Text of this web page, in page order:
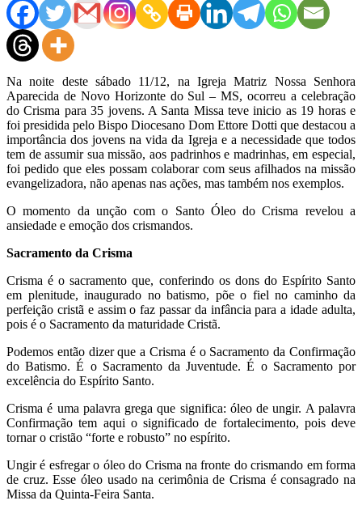
Na noite deste sábado 11/12, na Igreja Matriz Nossa Senhora
Aparecida de Novo Horizonte do Sul – MS, ocorreu a celebração
do Crisma para 35 jovens. A Santa Missa teve inicio as 19 horas e
foi presidida pelo Bispo Diocesano Dom Ettore Dotti que destacou a
importância dos jovens na vida da Igreja e a necessidade que todos
tem de assumir sua missão, aos padrinhos e madrinhas, em especial,
foi pedido que eles possam colaborar com seus afilhados na missão
evangelizadora, não apenas nas ações, mas também nos exemplos.
O momento da unção com o Santo Óleo do Crisma revelou a
ansiedade e emoção dos crismandos.
Sacramento da Crisma
Crisma é o sacramento que, conferindo os dons do Espírito Santo
em plenitude, inaugurado no batismo, põe o fiel no caminho da
perfeição cristã e assim o faz passar da infância para a idade adulta,
pois é o Sacramento da maturidade Cristã.
Podemos então dizer que a Crisma é o Sacramento da Confirmação
do Batismo. É o Sacramento da Juventude. É o Sacramento por
excelência do Espírito Santo.
Crisma é uma palavra grega que significa: óleo de ungir. A palavra
Confirmação tem aqui o significado de fortalecimento, pois deve
tornar o cristão “forte e robusto” no espírito.
Ungir é esfregar o óleo do Crisma na fronte do crismando em forma
de cruz. Esse óleo usado na cerimônia de Crisma é consagrado na
Missa da Quinta-Feira Santa.